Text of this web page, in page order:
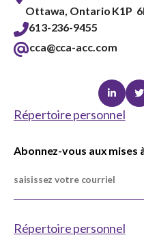
Ottawa, Ontario K1P
613-236-9455
cca@cca-acc.com
Répertoire personnel
Abonnez-vous aux mises
Répertoire personnel